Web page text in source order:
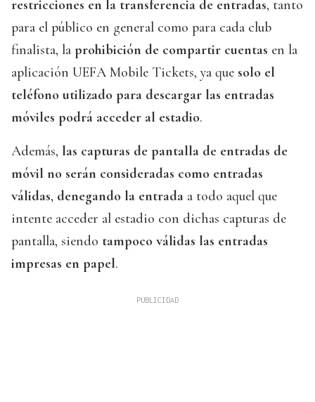
restricciones en la transferencia de entradas, tanto
para el público en general como para cada club
finalista, la prohibición de compartir cuentas en la
aplicación UEFA Mobile Tickets, ya que solo el
teléfono utilizado para descargar las entradas
móviles podrá acceder al estadio.
Además, las capturas de pantalla de entradas de
móvil no serán consideradas como entradas
válidas, denegando la entrada a todo aquel que
intente acceder al estadio con dichas capturas de
pantalla, siendo tampoco válidas las entradas
impresas en papel.